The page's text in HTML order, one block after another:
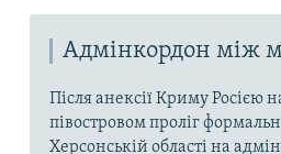
Адмінкордон між
Після анексії Криму Росією
півостровом проліг
Херсонській області на